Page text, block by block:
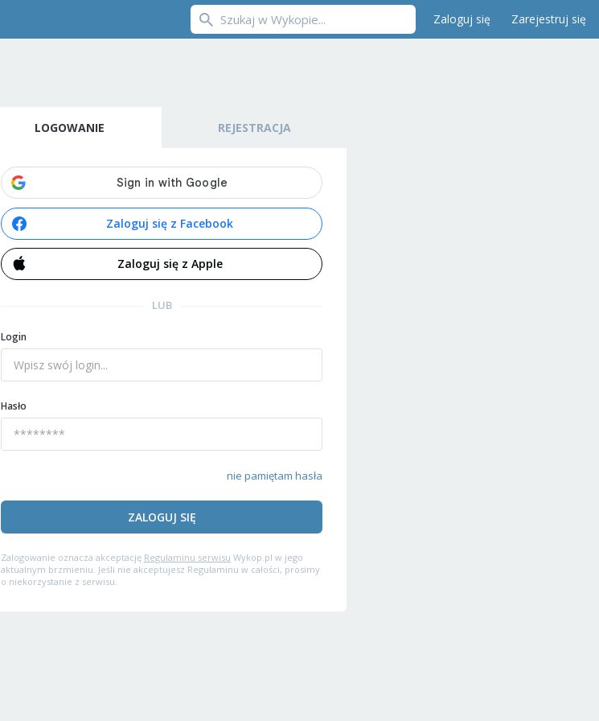
Zaloguj się Zarejestruj się
LOGOWANIE REJESTRACJA
Zaloguj się z Facebook
Zaloguj się z Apple
LUB
Login
Hasło
nie pamiętam hasła
ZALOGUJ SIĘ
Zalogowanie oznacza akceptację Regulaminu serwisu Wykop.pl w jego
aktualnym brzmieniu. Jeśli nie akceptujesz Regulaminu w całości, prosimy
o niekorzystanie z serwisu.